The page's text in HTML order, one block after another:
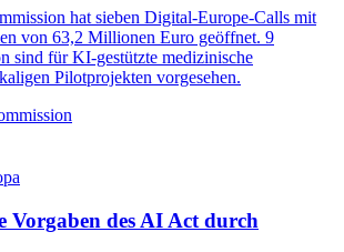
hat sieben Digital-Europe-Calls mit
von 63,2 Millionen Euro geöffnet. 9
sind für KI-gestützte medizinische
Pilotprojekten vorgesehen.
Vorgaben des AI Act durch